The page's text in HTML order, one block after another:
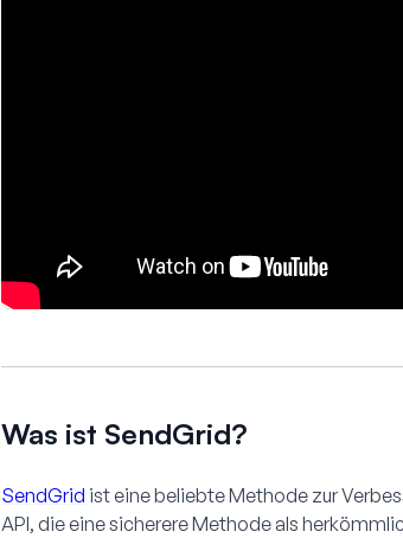
Was ist SendGrid?
SendGrid ist eine beliebte Methode zur
API, die eine sicherere Methode als